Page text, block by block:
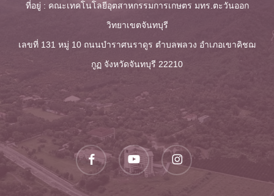
ที่อยู่ : คณะเทคโนโลยีอุตสาหกรรมการเกษตร มทร.ตะวันออก
วิทยาเขตจันทบุรี
เลขที่ 131 หมู่ 10 ถนนบำราศนราดูร ตำบลพลวง อำเภอเขาคิชฌ
กูฏ จังหวัดจันทบุรี 22210
facebook youtube instagram